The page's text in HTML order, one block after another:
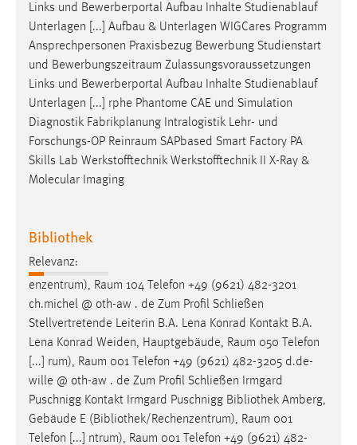
Links und Bewerberportal Aufbau Inhalte Studienablauf
Unterlagen [...] Aufbau & Unterlagen WIGCares Programm
Ansprechpersonen Praxisbezug Bewerbung Studienstart
und Bewerbungszeitraum Zulassungsvoraussetzungen
Links und Bewerberportal Aufbau Inhalte Studienablauf
Unterlagen [...] rphe Phantome CAE und Simulation
Diagnostik Fabrikplanung Intralogistik Lehr- und
Forschungs-OP Reinraum SAPbased Smart Factory PA
Skills Lab Werkstofftechnik Werkstofftechnik II X-Ray &
Molecular Imaging
Bibliothek
Relevanz:
enzentrum), Raum 104 Telefon +49 (9621) 482-3201
ch.michel @ oth-aw . de Zum Profil Schließen
Stellvertretende Leiterin B.A. Lena Konrad Kontakt B.A.
Lena Konrad Weiden, Hauptgebäude, Raum 050 Telefon
[...] rum), Raum 001 Telefon +49 (9621) 482-3205 d.de-
wille @ oth-aw . de Zum Profil Schließen Irmgard
Puschnigg Kontakt Irmgard Puschnigg Bibliothek Amberg,
Gebäude E (Bibliothek/Rechenzentrum), Raum 001
Telefon [...] ntrum), Raum 001 Telefon +49 (9621) 482-